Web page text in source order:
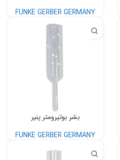
FUNKE GERBER GERMANY
بشر بوتیرومتر پنیر
FUNKE GERBER GERMANY